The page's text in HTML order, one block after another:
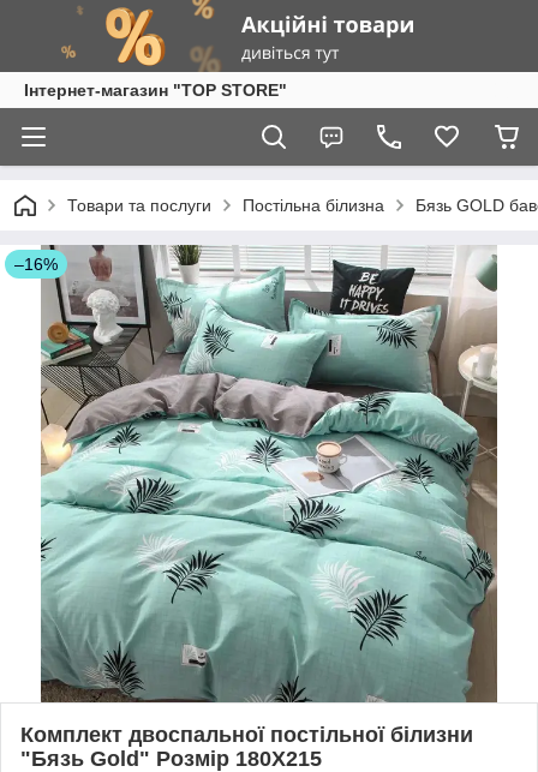
Інтернет-магазин "TOP STORE"
Товари та послуги Постільна білизна Бязь GOLD
–16%
Комплект двоспальної постільної білизни
"Бязь Gold" Розмір 180Х215